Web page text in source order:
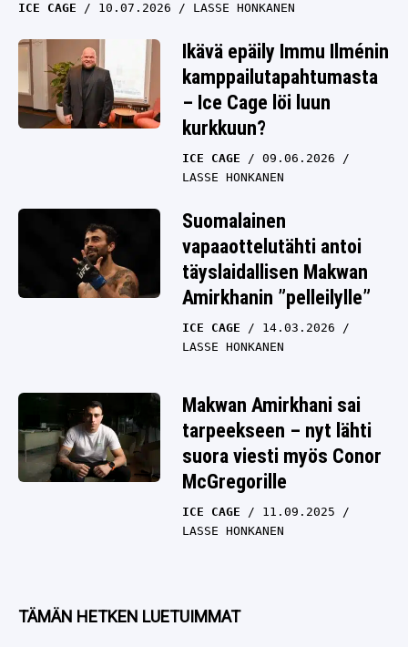
ICE CAGE 10.07.2026 LASSE HONKANEN
Ikävä epäily Immu Ilménin
kamppailutapahtumasta
– Ice Cage löi luun
kurkkuun?
ICE CAGE
09.06.2026
LASSE HONKANEN
Suomalainen
vapaaottelutähti antoi
täyslaidallisen Makwan
Amirkhanin ”pelleilylle”
ICE CAGE
14.03.2026
LASSE HONKANEN
Makwan Amirkhani sai
tarpeekseen – nyt lähti
suora viesti myös Conor
McGregorille
ICE CAGE
11.09.2025
LASSE HONKANEN
TÄMÄN HETKEN LUETUIMMAT